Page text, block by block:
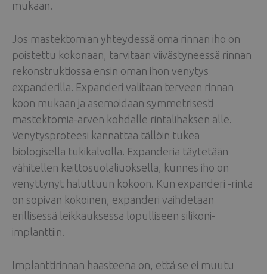
mukaan.
Jos mastektomian yhteydessä oma rinnan iho on
poistettu kokonaan, tarvitaan viivästyneessä rinnan
rekonstruktiossa ensin oman ihon venytys
expanderilla. Expanderi valitaan terveen rinnan
koon mukaan ja asemoidaan symmetrisesti
mastektomia-arven kohdalle rintalihaksen alle.
Venytysproteesi kannattaa tällöin tukea
biologisella tukikalvolla. Expanderia täytetään
vähitellen keittosuolaliuoksella, kunnes iho on
venyttynyt haluttuun kokoon. Kun expanderi -rinta
on sopivan kokoinen, expanderi vaihdetaan
erillisessä leikkauksessa lopulliseen silikoni-
implanttiin.
Implanttirinnan haasteena on, että se ei muutu